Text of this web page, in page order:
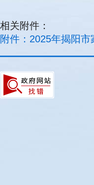
相关附件：
附件：2025年揭阳